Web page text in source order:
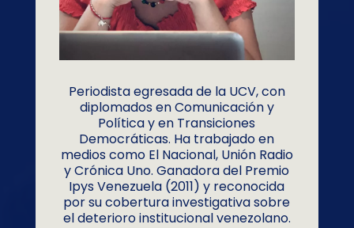
Periodista egresada de la UCV, con
diplomados en Comunicación y
Política y en Transiciones
Democráticas. Ha trabajado en
medios como El Nacional, Unión Radio
y Crónica Uno. Ganadora del Premio
Ipys Venezuela (2011) y reconocida
por su cobertura investigativa sobre
el deterioro institucional venezolano.